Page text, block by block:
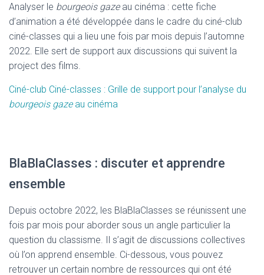
Analyser le bourgeois gazeau cinéma : cette fiche
d’animation a été développée dans le cadre du ciné-club
ciné-classes qui a lieu une fois par mois depuis l’automne
2022. Elle sert de support aux discussions qui suivent la
project des films.
Ciné-club Ciné-classes : Grille de support pour l’analyse du
bourgeois gazeau cinéma
BlaBlaClasses : discuter et apprendre
ensemble
Depuis octobre 2022, les BlaBlaClasses se réunissent une
fois par mois pour aborder sous un angle particulier la
question du classisme. Il s’agit de discussions collectives
où l’on apprend ensemble. Ci-dessous, vous pouvez
retrouver un certain nombre de ressources qui ont été